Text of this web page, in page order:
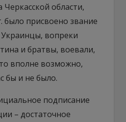
области,
было присвоено звание
вопреки
и братвы, воевали,
вполне возможно,
бы и не было.
подписание
– достаточное